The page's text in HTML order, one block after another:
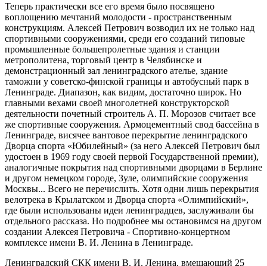
Теперь практически все его время было посвящено
воплощению мечтаний молодости - пространственным
конструкциям. Алексей Петрович возводил их не только над
спортивными сооружениями, среди его созданий типовые
промышленные большепролетные здания и станции
метрополитена, торговый центр в Челябинске и
демонстрационный зал ленинградского ателье, здание
таможни у советско-финской границы и автобусный парк в
Ленинграде. Диапазон, как видим, достаточно широк. Но
главными вехами своей многолетней конструкторской
деятельности почетный строитель А. П. Морозов считает все
же спортивные сооружения. Армоцементный свод бассейна в
Ленинграде, висячее вантовое перекрытие ленинградского
Дворца спорта «Юбилейный» (за него Алексей Петрович был
удостоен в 1969 году своей первой Государственной премии),
аналогичные покрытия над спортивными дворцами в Берлине
и другом немецком городе, Зуле, олимпийские сооружения
Москвы... Всего не перечислить. Хотя одни лишь перекрытия
велотрека в Крылатском и Дворца спорта «Олимпийский»,
где были использованы идеи ленинградцев, заслуживали бы
отдельного рассказа. Но подробнее мы остановимся на другом
создании Алексея Петровича - Спортивно-концертном
комплексе имени В. И. Ленина в Ленинграде.
Ленинградский СКК имени В. И. Ленина, вмещающий 25